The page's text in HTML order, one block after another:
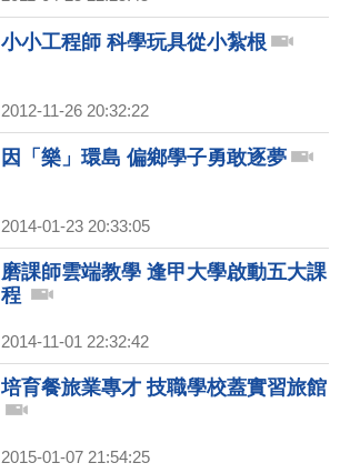
小小工程師 科學玩具從小紮根
2012-11-26 20:32:22
因「樂」環島 偏鄉學子勇敢逐夢
2014-01-23 20:33:05
磨課師雲端教學 逢甲大學啟動五大課
程
2014-11-01 22:32:42
培育餐旅業專才 技職學校蓋實習旅館
2015-01-07 21:54:25